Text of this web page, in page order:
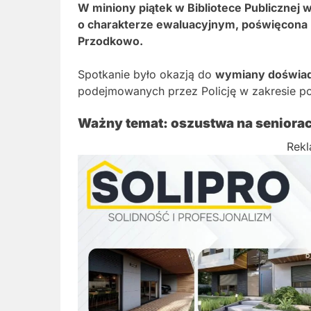
W miniony piątek w Bibliotece Publicznej
o charakterze ewaluacyjnym,
Przodkowo.
Spotkanie było okazją do wymiany
podejmowanych przez Policję w zakresie
Ważny temat: oszustwa na